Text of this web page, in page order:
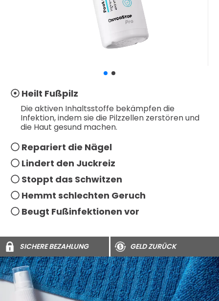
Heilt Fußpilz
Die aktiven Inhaltsstoffe bekämpfen die
Infektion, indem sie die Pilzzellen zerstören und
die Haut gesund machen.
Repariert die Nägel
Lindert den Juckreiz
Stoppt das Schwitzen
Hemmt schlechten Geruch
Beugt Fußinfektionen vor
SICHERE BEZAHLUNG GELD ZURÜCK